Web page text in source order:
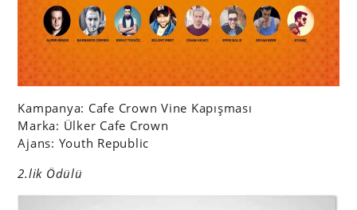
Kampanya: Cafe Crown Vine Kapışması
Marka: Ülker Cafe Crown
Ajans: Youth Republic
2.lik Ödülü